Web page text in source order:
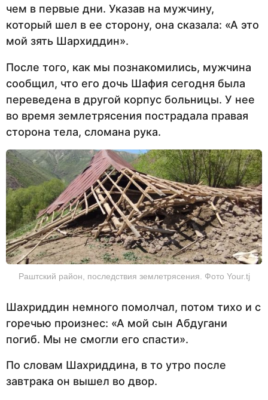
чем в первые дни. Указав на мужчину,
который шел в ее сторону, она сказала: «А это
мой зять Шархиддин».
После того, как мы познакомились, мужчина
сообщил, что его дочь Шафия сегодня была
переведена в другой корпус больницы. У нее
во время землетрясения пострадала правая
сторона тела, сломана рука.
Раштский район, последствия землетрясения. Фото Your.tj
Шахриддин немного помолчал, потом тихо и с
горечью произнес: «А мой сын Абдугани
погиб. Мы не смогли его спасти».
По словам Шахриддина, в то утро после
завтрака он вышел во двор.